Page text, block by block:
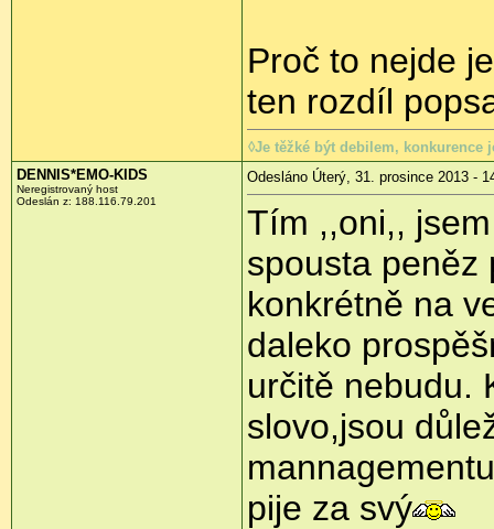
Proč to nejde
ten rozdíl
◊Je těžké být debilem, konkurence
DENNIS*EMO-KIDS
Neregistrovaný host
Odeslán z: 188.116.79.201
Odesláno Úterý, 31. prosince 2013 -
Tím ,,oni,,
spousta peněz
konkrétně na
daleko
určitě nebudu.
slovo,jsou
pije za svý